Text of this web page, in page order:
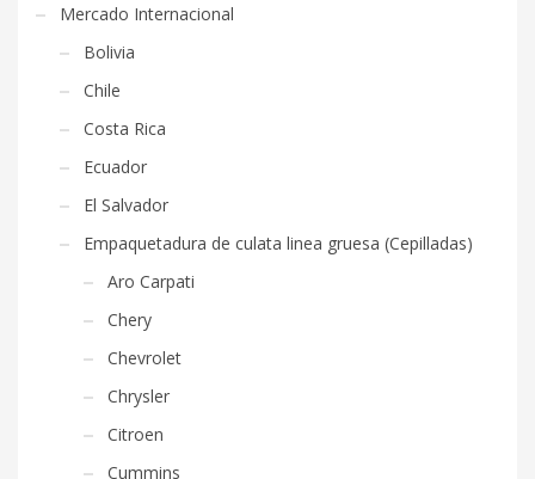
Mercado Internacional
Bolivia
Chile
Costa Rica
Ecuador
El Salvador
Empaquetadura de culata linea gruesa (Cepilladas)
Aro Carpati
Chery
Chevrolet
Chrysler
Citroen
Cummins